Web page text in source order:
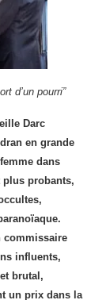
d’un pourri”
Darc
en grande
dans
plus probants,
commissaire
influents,
brutal,
un prix dans la